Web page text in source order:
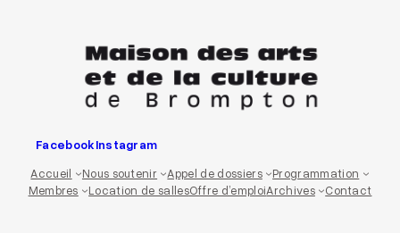
FacebookInstagram
Accueil
Nous soutenir Appel de dossiers
Programmation
Membres
Location de sallesOffre d’emploiArchives Contact